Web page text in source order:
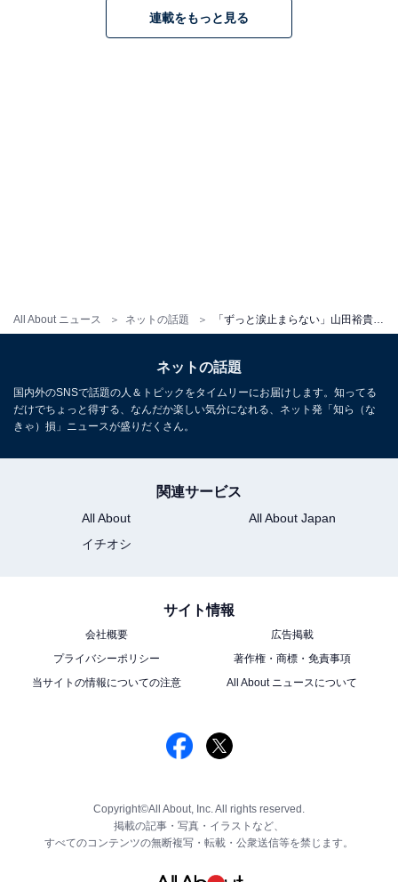
All About ニュース ネットの話題
連載をもっと見る
ネットの話題
国内外のSNSで話題の人＆トピックをタイムリーにお届けします。知ってる
だけでちょっと得する、なんだか楽しい気分になれる、ネット発「知ら（な
きゃ）損」ニュースが盛りだくさん。
関連サービス
All About
All About Japan
イチオシ
サイト情報
会社概要
広告掲載
プライバシーポリシー
著作権・商標・免責事項
当サイトの情報についての注意
All About ニュースについて
Copyright©All About, Inc. All rights reserved.
掲載の記事・写真・イラストなど、
すべてのコンテンツの無断複写・転載・公衆送信等を禁じます。